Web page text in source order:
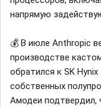
напрямую
💰 В июле Anthropic
производстве
обратился к SK
собственных
Амодеи подтвердил,